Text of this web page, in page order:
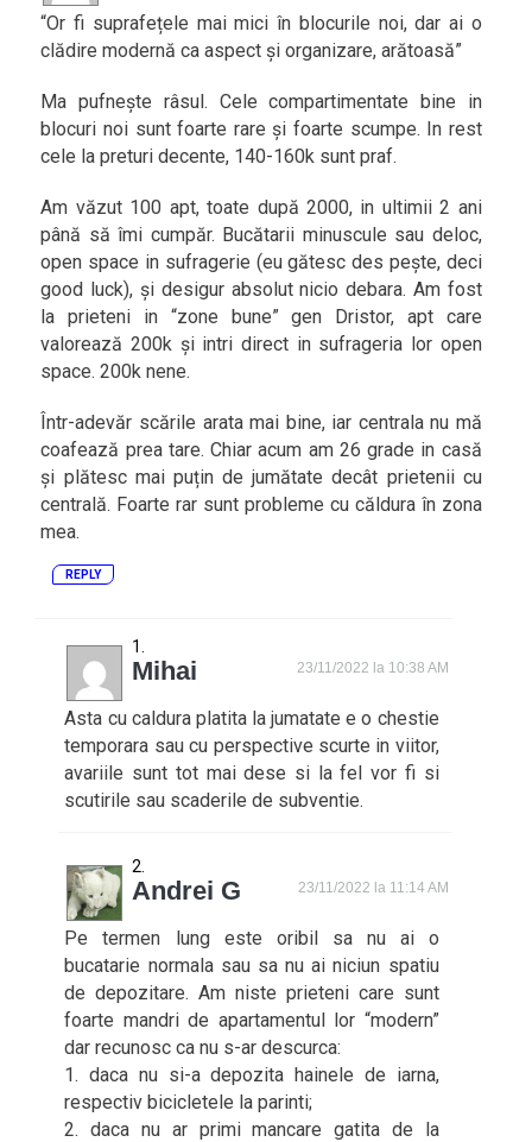
“Or fi suprafețele mai mici în blocurile noi, dar ai o
clădire modernă ca aspect și organizare, arătoasă”
Ma pufnește râsul. Cele compartimentate bine in
blocuri noi sunt foarte rare și foarte scumpe. In rest
cele la preturi decente, 140-160k sunt praf.
Am văzut 100 apt, toate după 2000, in ultimii 2 ani
până să îmi cumpăr. Bucătarii minuscule sau deloc,
open space in sufragerie (eu gătesc des pește, deci
good luck), și desigur absolut nicio debara. Am fost
la prieteni in “zone bune” gen Dristor, apt care
valorează 200k și intri direct in sufrageria lor open
space. 200k nene.
Într-adevăr scările arata mai bine, iar centrala nu mă
coafează prea tare. Chiar acum am 26 grade in casă
și plătesc mai puțin de jumătate decât prietenii cu
centrală. Foarte rar sunt probleme cu căldura în zona
mea.
REPLY
Mihai 23/11/2022 la 10:38 AM
Asta cu caldura platita la jumatate e o chestie
temporara sau cu perspective scurte in viitor,
avariile sunt tot mai dese si la fel vor fi si
scutirile sau scaderile de subventie.
Andrei G 23/11/2022 la 11:14 AM
Pe termen lung este oribil sa nu ai o
bucatarie normala sau sa nu ai niciun spatiu
de depozitare. Am niste prieteni care sunt
foarte mandri de apartamentul lor “modern”
dar recunosc ca nu s-ar descurca:
1. daca nu si-a depozita hainele de iarna,
respectiv bicicletele la parinti;
2. daca nu ar primi mancare gatita de la